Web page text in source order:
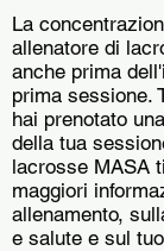
La
allenatore di
anche prima
prima sessione.
hai prenotato
della tua
lacrosse MASA
maggiori
allenamento,
e salute e sul